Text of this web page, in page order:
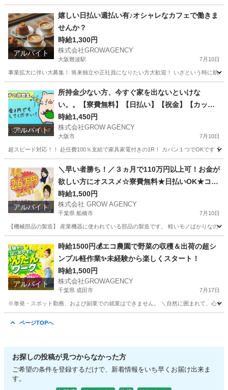
軽作業 時給
アルバイト
嬉しい日払い週払い有♪オシャレなカフェで働きま
せんか？
時給1,300円
株式会社GROWAGENCY
大阪難波駅 7月10日
事業拡大に伴い大募集！ 将来独立や正社員になりたい方大歓迎！ いざという時に助
大阪難波駅 カフェ 時給
アルバイト
所持金少ない方、今すぐ家を出ないといけな
い。。【寮費無料】【日払い】【祝金】【カップ
ル】【家族】【赴任費無料】【即入寮】【即面
接】可能です！
時給1,450円
株式会社GROW AGENCY
大阪市 7月10日
超スピード対応！！ 赴任費100％支給で家具家電付きの1R！ カバン１つでOKです【
工場 大阪 大阪市 工場 カップル
アルバイト
＼早い者勝ち！／３ヵ月で110万円以上可！お金が
欲しい方にオススメ☆寮費無料★日払いOK★コツ
コツ作業☆赴任交通費支給◎
時給1,500円
株式会社 GROW AGENCY
千葉県 船橋市 7月10日
【機械部品の製造】 産業機器に使われている部品の製造です。 軽いモノばかりな
軽作業 千葉 軽作業 短期間
アルバイト
時給1500円💰エコ農園で野菜の収穫＆出荷の超シ
ンプル軽作業✨未経験から楽しくスタート！
時給1,500円
株式会社GROWAGENCY
千葉県 成田市 7月17日
※単発・スポット勤務、および副業での就業はできません。 ＼自然に囲まれて、心も
ページTOPへ
お探しの投稿が見つからなかった方
ご希望の条件を登録するだけで、新着情報をいち早くお届け出来ま
す。